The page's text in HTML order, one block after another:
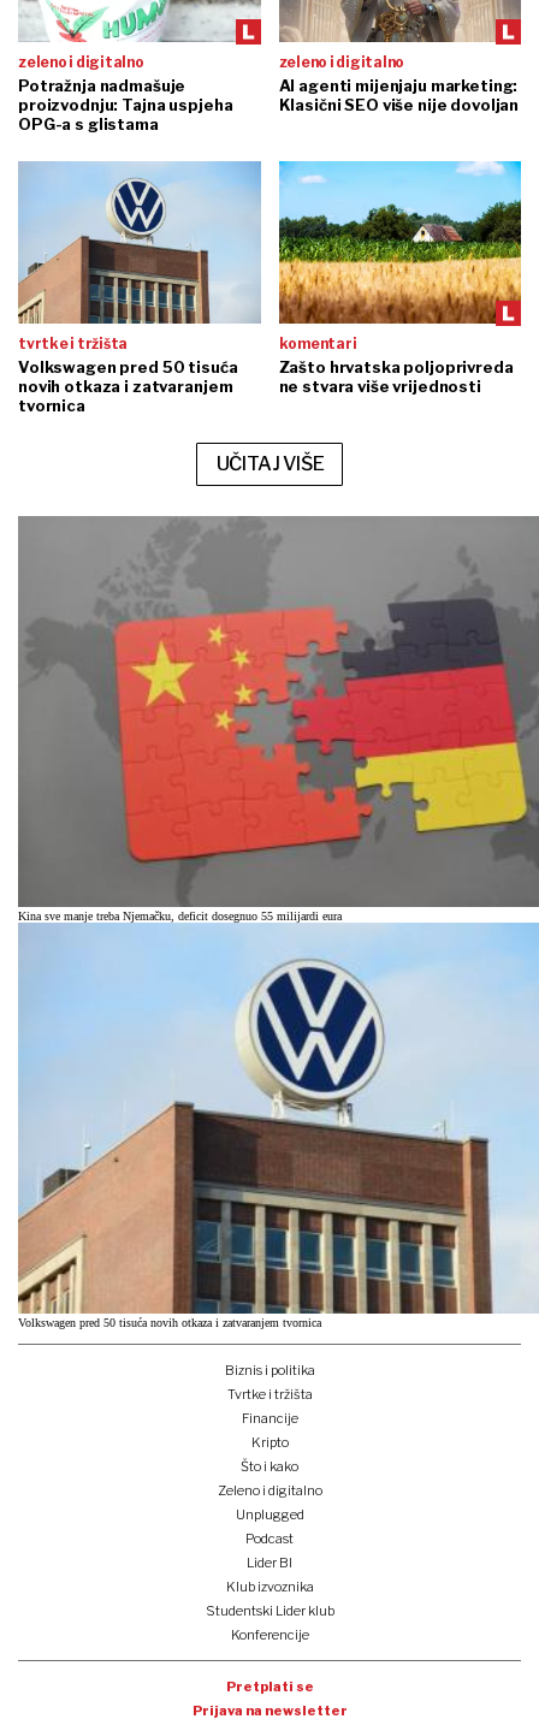
zeleno i digitalno
Potražnja nadmašuje
proizvodnju: Tajna uspjeha
OPG-a s glistama
zeleno i digitalno
AI agenti mijenjaju marketing:
Klasični SEO više nije dovoljan
tvrtke i tržišta
Volkswagen pred 50 tisuća
novih otkaza i zatvaranjem
tvornica
komentari
Zašto hrvatska poljoprivreda
ne stvara više vrijednosti
UČITAJ VIŠE
Kina sve manje treba Njemačku, deficit dosegnuo 55 milijardi eura
Volkswagen pred 50 tisuća novih otkaza i zatvaranjem tvornica
Biznis i politika
Tvrtke i tržišta
Financije
Kripto
Što i kako
Zeleno i digitalno
Unplugged
Podcast
Lider BI
Klub izvoznika
Studentski Lider klub
Konferencije
Pretplati se
Prijava na newsletter